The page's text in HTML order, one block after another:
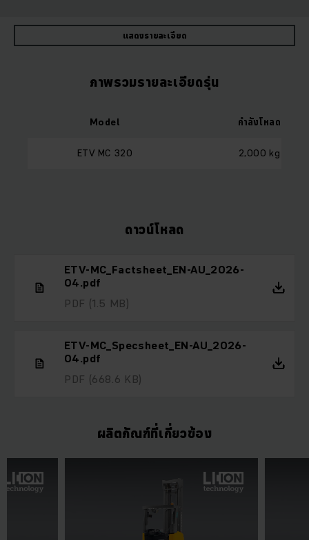
แสดงรายละเอียด
ภาพรวมรายละเอียดรุ่น
Model กำลังโหลด
ETV MC 320 2,000 kg
ดาวน์โหลด
ETV-MC_Factsheet_EN-AU_2026-
04.pdf
PDF (1.5 MB)
ETV-MC_Specsheet_EN-AU_2026-
04.pdf
PDF (668.6 KB)
ผลิตภัณฑ์ที่เกี่ยวข้อง